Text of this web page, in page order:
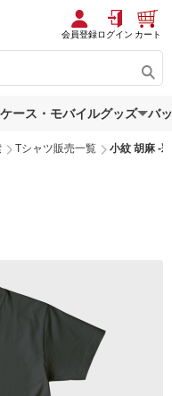
会員登録ログイン カート
ース・モバイルグッズ バ
Tシャツ販売一覧 小紋 胡麻 -